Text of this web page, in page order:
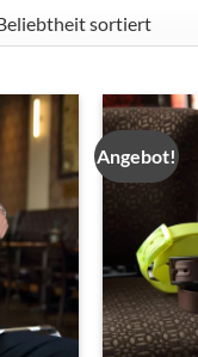
Angebot!